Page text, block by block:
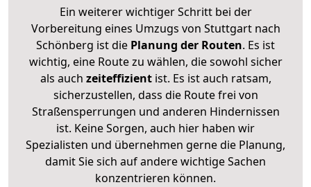
Ein weiterer wichtiger Schritt bei der
Vorbereitung eines Umzugs von Stuttgart nach
Schönberg ist die Planung der Routen. Es ist
wichtig, eine Route zu wählen, die sowohl sicher
als auch zeiteffizientist. Es ist auch ratsam,
sicherzustellen, dass die Route frei von
Straßensperrungen und anderen Hindernissen
ist. Keine Sorgen, auch hier haben wir
Spezialisten und übernehmen gerne die Planung,
damit Sie sich auf andere wichtige Sachen
konzentrieren können.